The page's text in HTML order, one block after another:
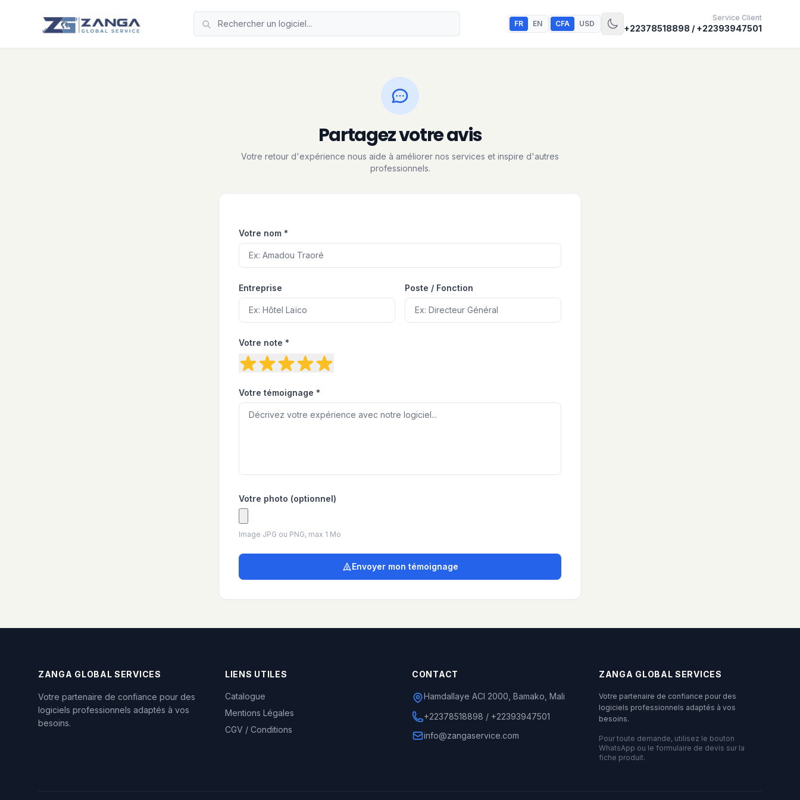
FR EN CFA USD
Service Client
+22378518898 / +22393947501
Partagez votre avis
Votre retour d'expérience nous aide à améliorer nos services et inspire d'autres
professionnels.
Votre nom *
Entreprise Poste / Fonction
Votre note *
Votre témoignage *
Votre photo (optionnel)
Image JPG ou PNG, max 1 Mo
Envoyer mon témoignage
ZANGA GLOBAL SERVICES
Votre partenaire de confiance pour des
logiciels professionnels adaptés à vos
besoins.
LIENS UTILES
Catalogue
Mentions Légales
CGV / Conditions
CONTACT
Hamdallaye ACI 2000, Bamako, Mali
+22378518898 / +22393947501
info@zangaservice.com
ZANGA GLOBAL SERVICES
Votre partenaire de confiance pour des
logiciels professionnels adaptés à vos
besoins.
Pour toute demande, utilisez le bouton
WhatsApp ou le formulaire de devis sur la
fiche produit.